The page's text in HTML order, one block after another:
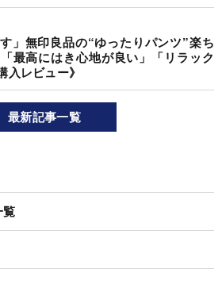
」無印良品の“ゆったりパンツ”楽ち
最高にはき心地が良い」「リラック
入レビュー》
最新記事一覧